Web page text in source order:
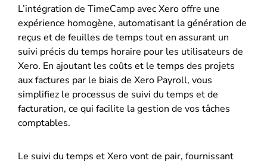
L’intégration de TimeCamp avec Xero offre une
expérience homogène, automatisant la génération de
reçus et de feuilles de temps tout en assurant un
suivi précis du temps horaire pour les utilisateurs de
Xero. En ajoutant les coûts et le temps des projets
aux factures par le biais de Xero Payroll, vous
simplifiez le processus de suivi du temps et de
facturation, ce qui facilite la gestion de vos tâches
comptables.
Le suivi du temps et Xero vont de pair, fournissant